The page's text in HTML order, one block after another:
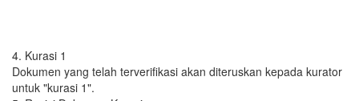
4. Kurasi 1
Dokumen yang telah terverifikasi akan diteruskan kepada kurator
untuk "kurasi 1".